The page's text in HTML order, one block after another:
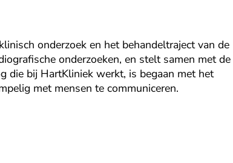
onderzoek en het behandeltraject van de
onderzoeken, en stelt samen met de
die bij HartKliniek werkt, is begaan met het
met mensen te communiceren.